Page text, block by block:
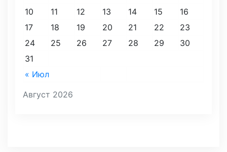
Август 2026
« Июл
10
11 12 13 14 15
16
17
18 19 20 21 22
23
24
25 26 27 28 29
30
31